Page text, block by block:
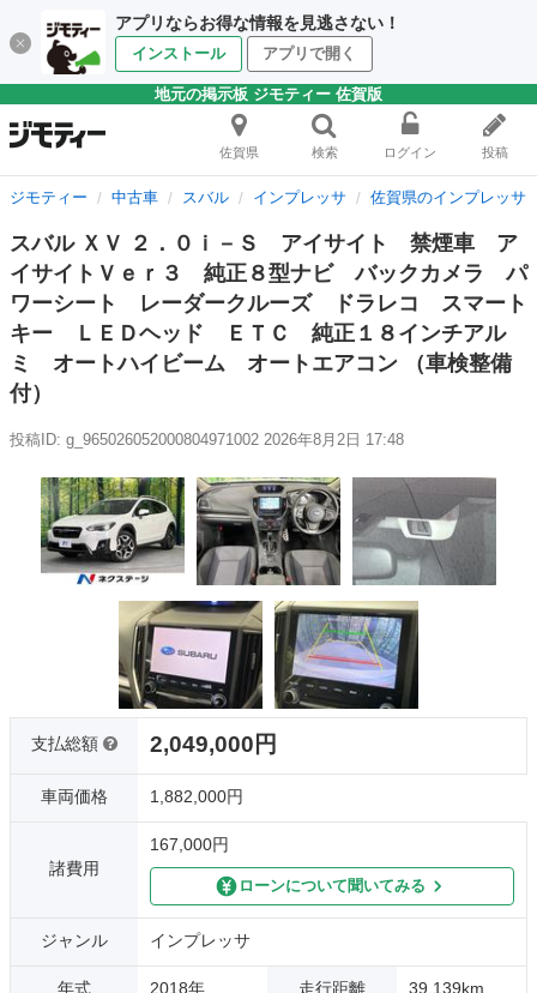
アプリならお得な情報を見逃さない！
インストール アプリで開く
地元の掲示板 ジモティー 佐賀版
佐賀県 検索 ログイン 投稿
ジモティー 中古車 スバル インプレッサ 佐賀県のインプレッサ
スバル ＸＶ ２．０ｉ－Ｓ アイサイト 禁煙車 ア
イサイトＶｅｒ３ 純正８型ナビ バックカメラ パ
ワーシート レーダークルーズ ドラレコ スマート
キー ＬＥＤヘッド ＥＴＣ 純正１８インチアル
ミ オートハイビーム オートエアコン （車検整備
付）
投稿ID: g_965026052000804971002 2026年8月2日 17:48
支払総額 2,049,000円
車両価格 1,882,000円
諸費用
167,000円
ローンについて聞いてみる
ジャンル インプレッサ
年式 2018年 走行距離 39,139km